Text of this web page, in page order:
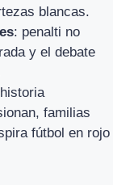
blancas.
: penalti no
y el debate
familias
fútbol en rojo